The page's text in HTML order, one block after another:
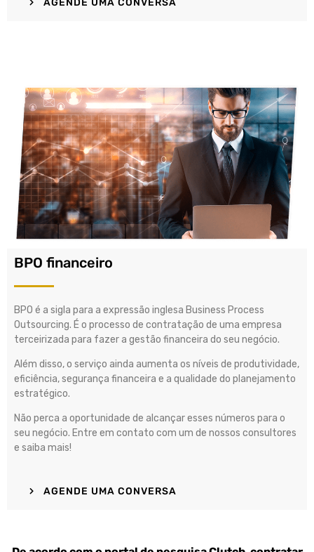
AGENDE UMA CONVERSA
BPO financeiro
BPO é a sigla para a expressão inglesa Business Process
Outsourcing. É o processo de contratação de uma empresa
terceirizada para fazer a gestão financeira do seu negócio.
Além disso, o serviço ainda aumenta os níveis de produtividade,
eficiência, segurança financeira e a qualidade do planejamento
estratégico.
Não perca a oportunidade de alcançar esses números para o
seu negócio. Entre em contato com um de nossos consultores
e saiba mais!
AGENDE UMA CONVERSA